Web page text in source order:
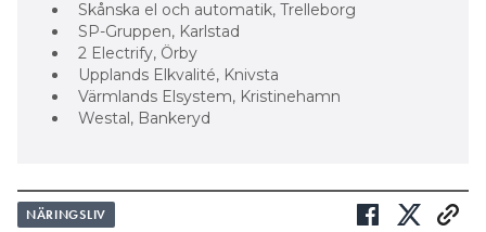
Skånska el och automatik, Trelleborg
SP-Gruppen, Karlstad
2 Electrify, Örby
Upplands Elkvalité, Knivsta
Värmlands Elsystem, Kristinehamn
Westal, Bankeryd
NÄRINGSLIV